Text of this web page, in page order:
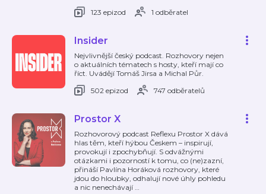
123 epizod
1 odběratel
Insider
Nejvlivnější český podcast. Rozhovory nejen
o aktuálních tématech s hosty, kteří mají co
říct. Uvádějí Tomáš Jirsa a Michal Půr.
502 epizod
747 odběratelů
Prostor X
Rozhovorový podcast Reflexu Prostor X dává
hlas těm, kteří hýbou Českem – inspirují,
provokují i zpochybňují. S odvážnými
otázkami i pozorností k tomu, co (ne)zazní,
přináší Pavlína Horáková rozhovory, které
jdou do hloubky, odhalují nové úhly pohledu
a nic nenechávají …